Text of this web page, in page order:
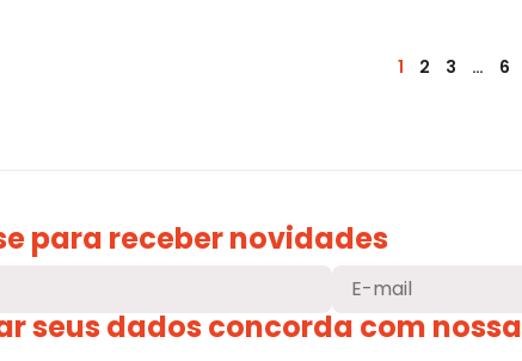
1 2 3 … 6
para recebernovidades
seus dados concorda com nossa